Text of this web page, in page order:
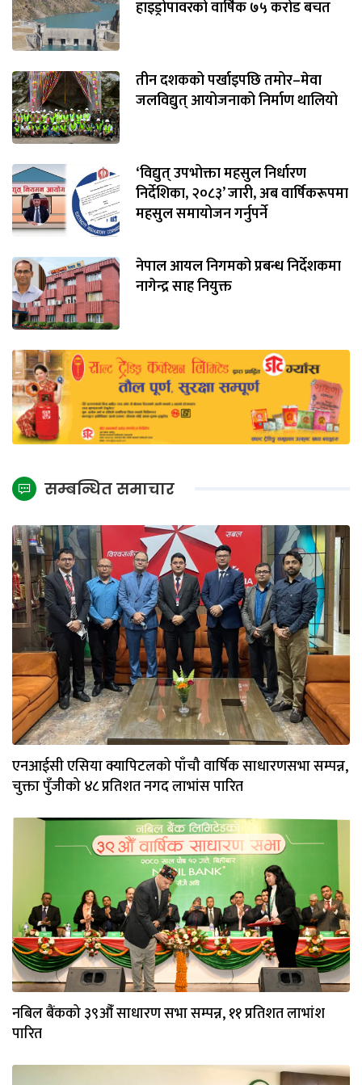
हाइड्रोपावरको वार्षिक ७५ करोड बचत
तीन दशकको पर्खाइपछि तमोर–मेवा
जलविद्युत् आयोजनाको निर्माण थालियो
‘विद्युत् उपभोक्ता महसुल निर्धारण
निर्देशिका, २०८३’ जारी, अब वार्षिकरूपमा
महसुल समायोजन गर्नुपर्ने
नेपाल आयल निगमको प्रबन्ध निर्देशकमा
नागेन्द्र साह नियुक्त
सम्बन्धित समाचार
एनआईसी एसिया क्यापिटलको पाँचौ वार्षिक साधारणसभा सम्पन्न,
चुक्ता पुँजीको ४८ प्रतिशत नगद लाभांस पारित
नबिल बैंकको ३९औँ साधारण सभा सम्पन्न, ११ प्रतिशत लाभांश
पारित